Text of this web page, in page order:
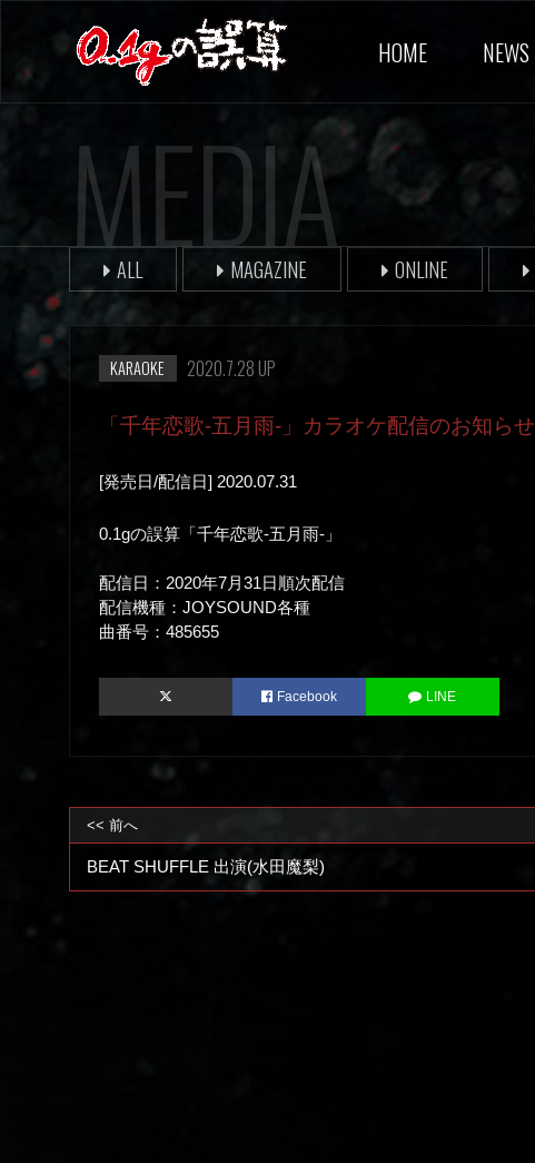
HOME NEWS
MEDIA
ALL MAGAZINE ONLINE
KARAOKE 2020.7.28 UP
「千年恋歌-五月雨-」カラオケ配信のお知らせ
[発売日/配信日] 2020.07.31
0.1gの誤算「千年恋歌-五月雨-」
配信日：2020年7月31日順次配信
配信機種：JOYSOUND各種
曲番号：485655
Facebook LINE
<< 前へ
BEAT SHUFFLE 出演(水田魔梨)